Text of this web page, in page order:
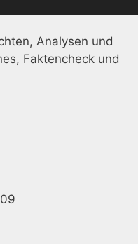
Analysen und
Faktencheck und